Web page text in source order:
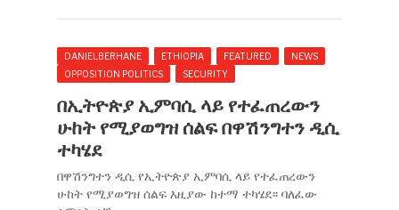
DANIELBERHANE ETHIOPIA FEATURED
NEWS
OPPOSITION POLITICS
SECURITY
በኢትዮጵያ ኢምባሲ ላይ የተፈጠረውን
ሁከት የሚያወግዝ ሰልፍ በዋሽንግተን ዲሲ
ተካሄደ
በዋሽንግተን ዲሲ የኢትዮጵያ ኢምባሲ ላይ የተፈጠረውን
ሁከት የሚያወግዝ ሰልፍ እዚያው ከተማ ተካሄደ፡፡ ባለፈው